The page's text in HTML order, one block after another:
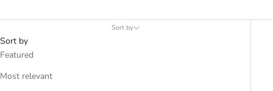
Sort by
Sort by
Featured
Most relevant